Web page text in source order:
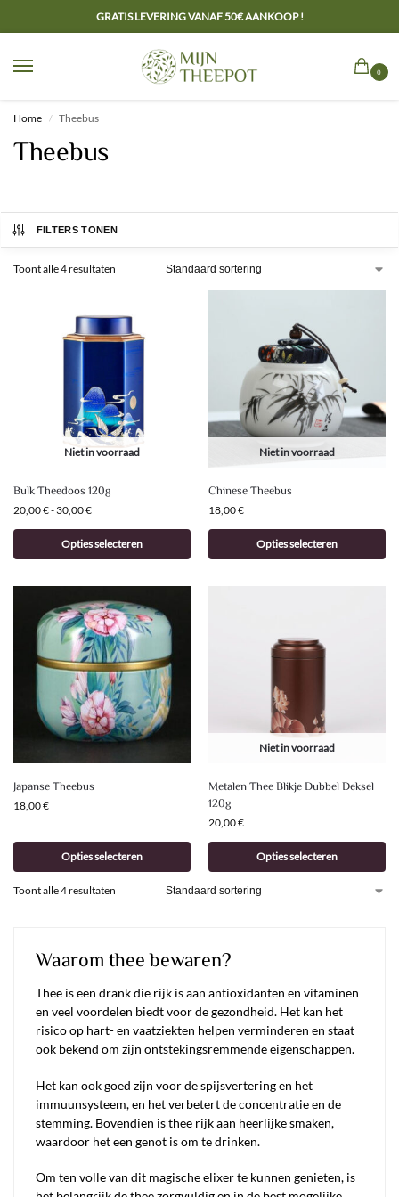
GRATIS LEVERING VANAF 50€ AANKOOP !
0
Home / Theebus
Theebus
FILTERS TONEN
Toont alle 4 resultaten
Niet in voorraad
Bulk Theedoos 120g
20,00€- 30,00€
Opties selecteren
Niet in voorraad
Chinese Theebus
18,00€
Opties selecteren
Japanse Theebus
18,00€
Opties selecteren
Niet in voorraad
Metalen Thee Blikje Dubbel Deksel
120g
20,00€
Opties selecteren
Toont alle 4 resultaten
Waarom thee bewaren?
Thee is een drank die rijk is aan antioxidanten en vitaminen
en veel voordelen biedt voor de gezondheid. Het kan het
risico op hart- en vaatziekten helpen verminderen en staat
ook bekend om zijn ontstekingsremmende eigenschappen.
Het kan ook goed zijn voor de spijsvertering en het
immuunsysteem, en het verbetert de concentratie en de
stemming. Bovendien is thee rijk aan heerlijke smaken,
waardoor het een genot is om te drinken.
Om ten volle van dit magische elixer te kunnen genieten, is